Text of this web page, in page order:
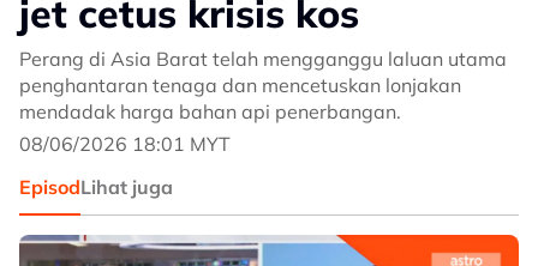
jet cetus krisis kos
Perang di Asia Barat telah mengganggu laluan utama
penghantaran tenaga dan mencetuskan lonjakan
mendadak harga bahan api penerbangan.
08/06/2026 18:01 MYT
EpisodLihat juga